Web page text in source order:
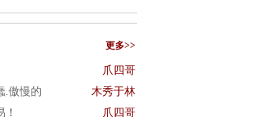
更多>>
爪四哥
.傲慢的 木秀于林
爪四哥